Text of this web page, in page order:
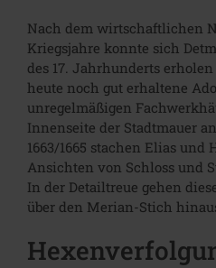
Nach dem wirtschaftlichen
Kriegsjahre konnte sich
des 17. Jahrhunderts
heute noch gut erhaltene
unregelmäßigen
Innenseite der Stadtmauer
1663/1665 stachen Elias
Ansichten von Schloss und
In der Detailtreue gehen
über den Merian-Stich